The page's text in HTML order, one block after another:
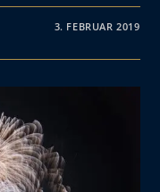
3. FEBRUAR 2019